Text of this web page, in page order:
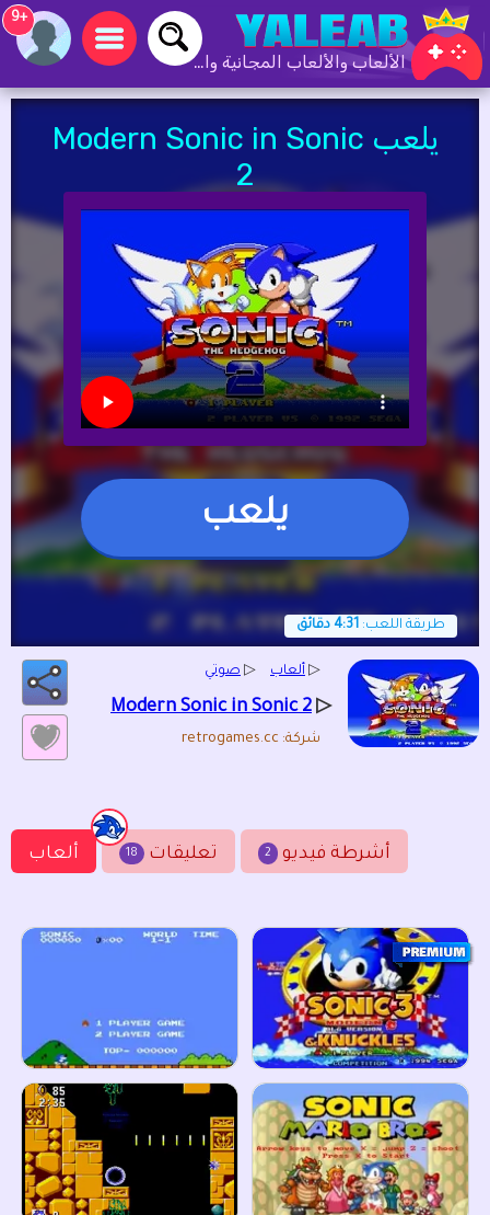
الألعاب والألعاب المجانية والألعاب عبر الإنترنت
+9
يلعب Modern Sonic in Sonic
2
يلعب
طريقة اللعب: 4:31 دقائق
▷ ألعاب ▷ صوتي
▷
Modern Sonic in Sonic 2
شركة: retrogames.cc
ألعاب 18 تعليقات 2 أشرطة فيديو